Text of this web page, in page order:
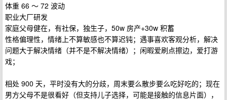
体重 66 ～ 72 波动
职业大厂研发
家庭父母健在，有社保，独生子，50w 房产+30w 积蓄
性格偏理性，情绪上不算敏感也不算迟钝；遇事喜欢客观分析，解决
问题大于解决情绪（并不是不解决情绪）；闲暇爱刷点擦边，爱打游
戏；
相处 900 天，平时没有大的分歧，周末要么散步要么吃好吃的；现在
男方父母不是很看好（但支持儿子选择，可能是接触的信息片面），